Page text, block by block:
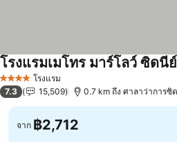
4 ดาว โรงแรม
โรงแรมเมโทร มาร์โลว์ ซิดนี
7.3 15,509 0.7 km ถึง ศาลาว่าการซิ
จาก ฿2,712